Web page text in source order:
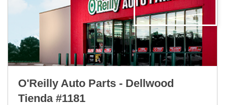
O'Reilly Auto Parts - Dellwood
Tienda #1181